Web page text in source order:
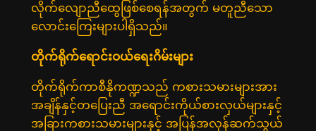
လိုက်လျောညီထွေဖြစ်စေရန်အတွက် မတူညီသော
လောင်းကြေးများပါရှိသည်။
တိုက်ရိုက်ရောင်းဝယ်ရေးဂိမ်းများ
တိုက်ရိုက်ကာစီနိုကဏ္ဍသည် ကစားသမားများအား
အချိန်နှင့်တပြေးညီ အရောင်းကိုယ်စားလှယ်များနှင့်
အခြားကစားသမားများနှင့် အပြန်အလှန်ဆက်သွယ်